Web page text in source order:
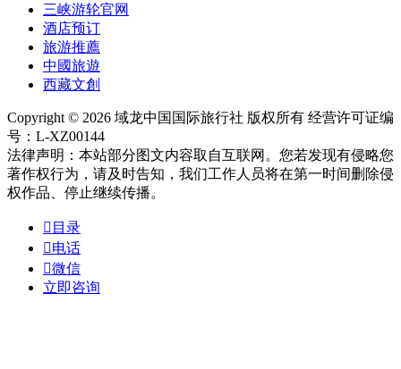
三峡游轮官网
酒店预订
旅游推薦
中國旅遊
西藏文創
Copyright © 2026 域龙中国国际旅行社 版权所有 经营许可证编
号：L-XZ00144
法律声明：本站部分图文内容取自互联网。您若发现有侵略您
著作权行为，请及时告知，我们工作人员将在第一时间删除侵
权作品、停止继续传播。
 目录
电话
微信
立即咨询